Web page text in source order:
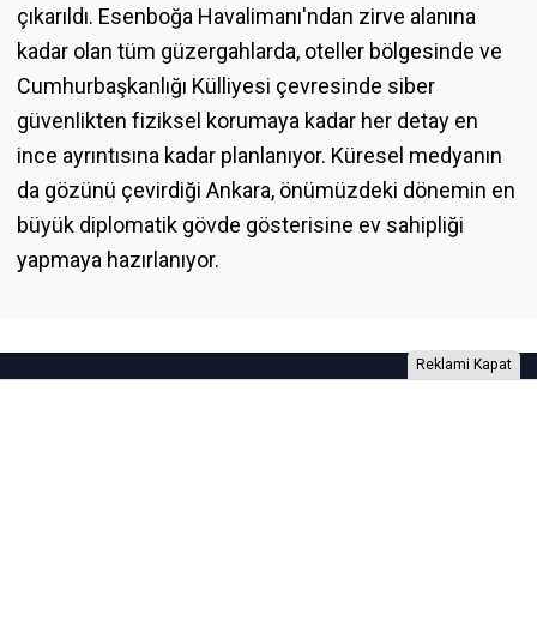
çıkarıldı. Esenboğa Havalimanı'ndan zirve alanına
kadar olan tüm güzergahlarda, oteller bölgesinde ve
Cumhurbaşkanlığı Külliyesi çevresinde siber
güvenlikten fiziksel korumaya kadar her detay en
ince ayrıntısına kadar planlanıyor. Küresel medyanın
da gözünü çevirdiği Ankara, önümüzdeki dönemin en
büyük diplomatik gövde gösterisine ev sahipliği
yapmaya hazırlanıyor.
Reklami Kapat